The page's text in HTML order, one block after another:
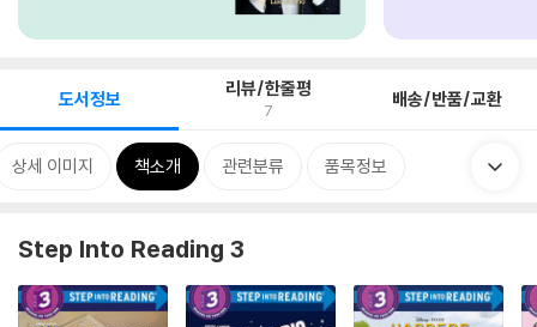
도서정보 리뷰/한줄평
7 배송/반품/교환
상세 이미지 책소개 관련분류 품목정보
Step Into Reading 3